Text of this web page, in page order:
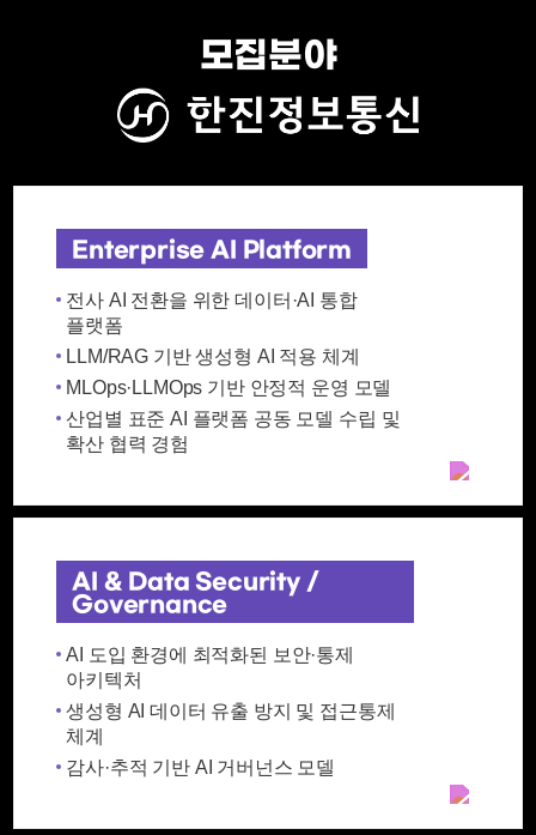
모집분야
Enterprise AI Platform
전사 AI 전환을 위한 데이터·AI 통합
플랫폼
LLM/RAG 기반 생성형 AI 적용 체계
MLOps·LLMOps 기반 안정적 운영 모델
산업별 표준 AI 플랫폼 공동 모델 수립 및
확산 협력 경험
AI & Data Security /
Governance
AI 도입 환경에 최적화된 보안·통제
아키텍처
생성형 AI 데이터 유출 방지 및 접근통제
체계
감사·추적 기반 AI 거버넌스 모델